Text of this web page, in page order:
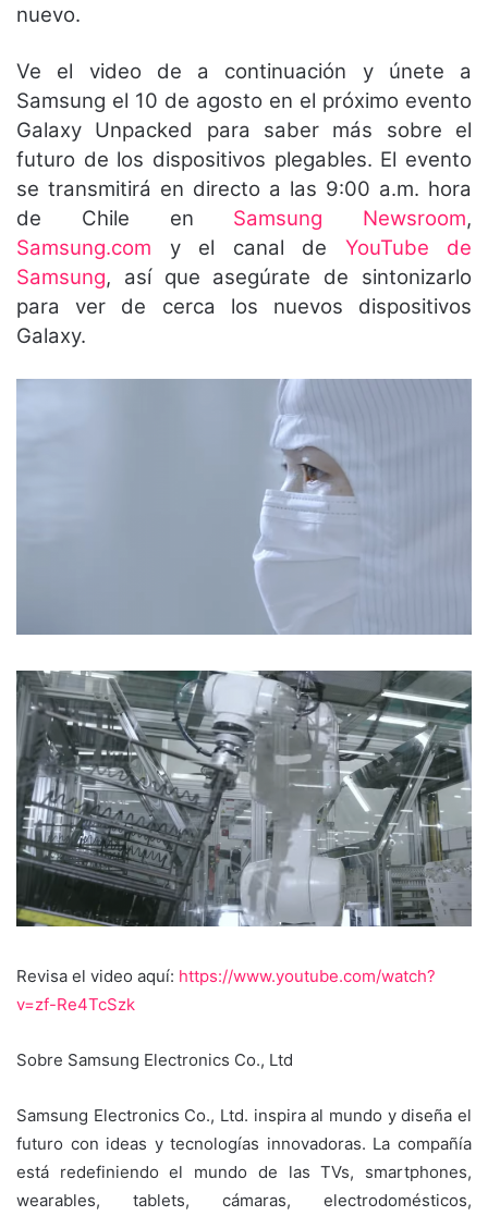
nuevo.
Ve el video de a continuación y únete a
Samsung el 10 de agosto en el próximo evento
Galaxy Unpacked para saber más sobre el
futuro de los dispositivos plegables. El evento
se transmitirá en directo a las 9:00 a.m. hora
de Chile en Samsung Newsroom,
Samsung.com y el canal de YouTube de
Samsung, así que asegúrate de sintonizarlo
para ver de cerca los nuevos dispositivos
Galaxy.
Revisa el video aquí: https://www.youtube.com/watch?
v=zf-Re4TcSzk
Sobre Samsung Electronics Co., Ltd
Samsung Electronics Co., Ltd. inspira al mundo y diseña el
futuro con ideas y tecnologías innovadoras. La compañía
está redefiniendo el mundo de las TVs, smartphones,
wearables, tablets, cámaras, electrodomésticos,